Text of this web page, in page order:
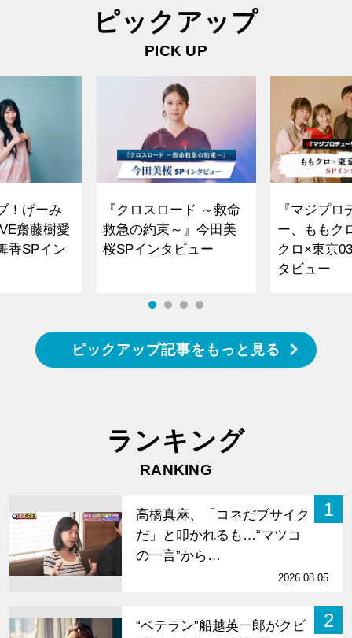
ピックアップ
PICK UP
！げーみ
齋藤樹愛
香SPイン
『クロスロード ～救命
救急の約束～』今田美
桜SPインタビュー
『マジプロ
ー、ももク
クロ×東京
タビュー
ピックアップ記事をもっと見る
ランキング
RANKING
1
高橋真麻、「コネだブサイク
だ」と叩かれるも…“マツコ
の一言”から…
2026.08.05
2
“ベテラン”船越英一郎がクビ